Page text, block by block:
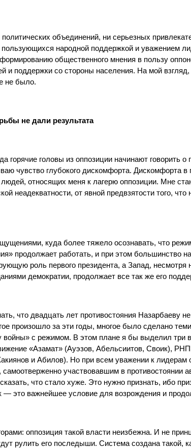
объединений, ни серьезных
пользующихся народной поддержкой и уважением
общественного мнения в пользу
и поддержки со стороны населения. На мой
не было.
не дали результата
горячие головы из оппозиции начинают говорить
чувство глубокого дискомфорта. Дискомфорта в
относящих меня к лагерю оппозиции. Мне
неадекватности, от явной предвзятости того,
куда более тяжело осознавать, что
продолжает работать, и при этом большинство
роль первого президента, а Запад, несмотря
демократии, продолжает все так же его
что двадцать лет противостояния Назарбаеву
произошло за эти годы, многое было сделано
войны» с режимом. В этом плане я бы выделил три
«Азамат» (Ауэзов, Абельсиитов, Своик),
и Абилов). Но при всем уважении к лидерам
участвовавшим в противостоянии
что стало хуже. Это нужно признать, ибо
— это важнейшее условие для возрождения и
оппозиция такой власти неизбежна. И не
рулить его последыши. Система создана такой,